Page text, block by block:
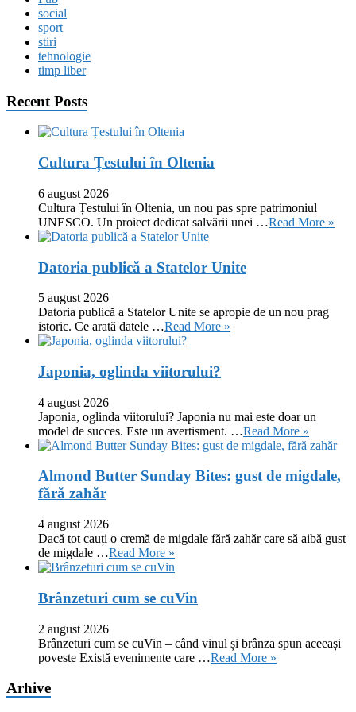
social
sport
stiri
tehnologie
timp liber
Recent Posts
Cultura Țestului în Oltenia
6 august 2026
Cultura Țestului în Oltenia, un nou pas spre patrimoniul
UNESCO. Un proiect dedicat salvării unei …Read More »
Datoria publică a Statelor Unite
5 august 2026
Datoria publică a Statelor Unite se apropie de un nou prag
istoric. Ce arată datele …Read More »
Japonia, oglinda viitorului?
4 august 2026
Japonia, oglinda viitorului? Japonia nu mai este doar un
model de succes. Este un avertisment. …Read More »
Almond Butter Sunday Bites: gust de migdale,
fără zahăr
4 august 2026
Dacă tot cauți o cremă de migdale fără zahăr care să aibă gust
de migdale …Read More »
Brânzeturi cum se cuVin
2 august 2026
Brânzeturi cum se cuVin – când vinul și brânza spun aceeași
poveste Există evenimente care …Read More »
Arhive